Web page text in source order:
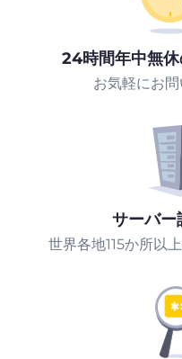
24時間年中無
お気軽にお問
サーバー
世界各地115か所以